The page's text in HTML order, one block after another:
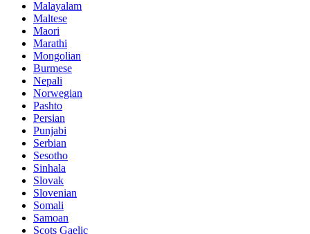
Malayalam
Maltese
Maori
Marathi
Mongolian
Burmese
Nepali
Norwegian
Pashto
Persian
Punjabi
Serbian
Sesotho
Sinhala
Slovak
Slovenian
Somali
Samoan
Scots Gaelic